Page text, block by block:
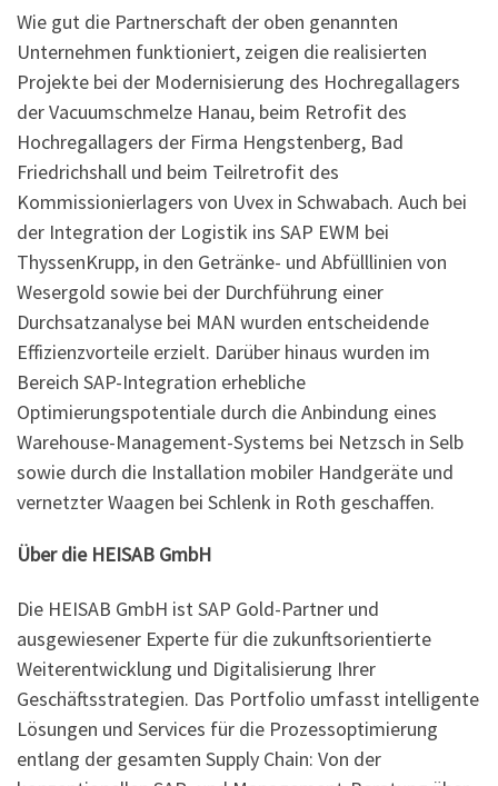
Wie gut die Partnerschaft der oben genannten
Unternehmen funktioniert, zeigen die realisierten
Projekte bei der Modernisierung des Hochregallagers
der Vacuumschmelze Hanau, beim Retrofit des
Hochregallagers der Firma Hengstenberg, Bad
Friedrichshall und beim Teilretrofit des
Kommissionierlagers von Uvex in Schwabach. Auch bei
der Integration der Logistik ins SAP EWM bei
ThyssenKrupp, in den Getränke- und Abfülllinien von
Wesergold sowie bei der Durchführung einer
Durchsatzanalyse bei MAN wurden entscheidende
Effizienzvorteile erzielt. Darüber hinaus wurden im
Bereich SAP-Integration erhebliche
Optimierungspotentiale durch die Anbindung eines
Warehouse-Management-Systems bei Netzsch in Selb
sowie durch die Installation mobiler Handgeräte und
vernetzter Waagen bei Schlenk in Roth geschaffen.
Über die HEISAB GmbH
Die HEISAB GmbH ist SAP Gold-Partner und
ausgewiesener Experte für die zukunftsorientierte
Weiterentwicklung und Digitalisierung Ihrer
Geschäftsstrategien. Das Portfolio umfasst intelligente
Lösungen und Services für die Prozessoptimierung
entlang der gesamten Supply Chain: Von der